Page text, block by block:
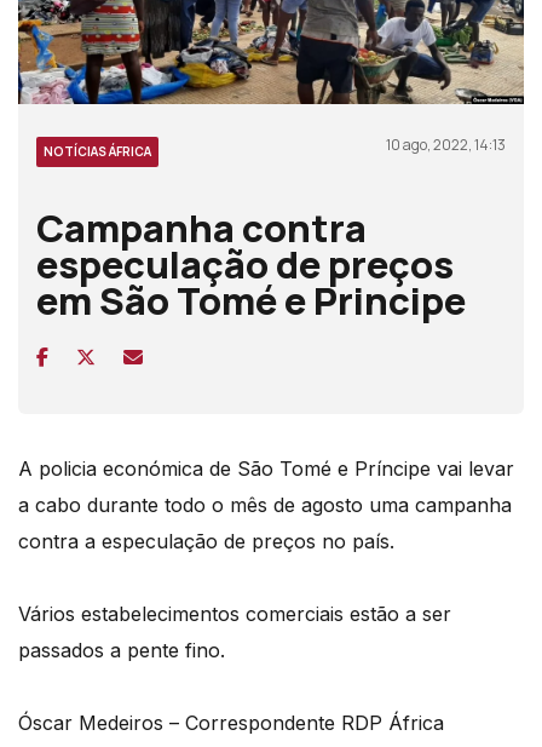
NOTÍCIAS ÁFRICA 10 ago, 2022, 14:13
Campanha contra
especulação de preços
em São Tomé e Principe
A policia económica de São Tomé e Príncipe vai levar
a cabo durante todo o mês de agosto uma campanha
contra a especulação de preços no país.
Vários estabelecimentos comerciais estão a ser
passados a pente fino.
Óscar Medeiros – Correspondente RDP África